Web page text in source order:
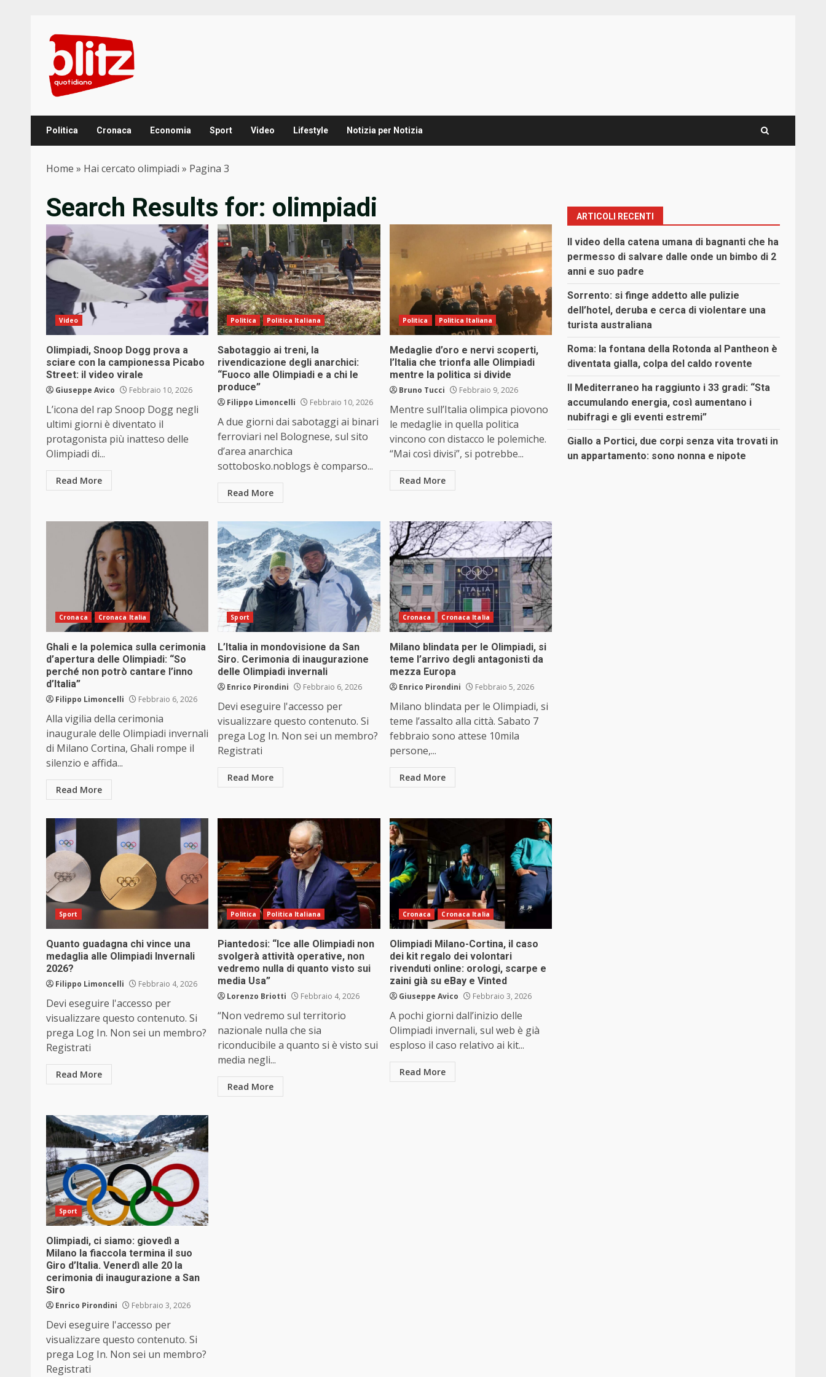
content
Politica Cronaca Economia Sport Video Lifestyle Notizia per Notizia
Home » Hai cercato olimpiadi » Pagina 3
Search Results for: olimpiadi
Video
Olimpiadi, Snoop Dogg prova a
sciare con la campionessa Picabo
Street: il video virale
Giuseppe Avico Febbraio 10, 2026
L’icona del rap Snoop Dogg negli
ultimi giorni è diventato il
protagonista più inatteso delle
Olimpiadi di...
Read More
Politica Politica Italiana
Sabotaggio ai treni, la
rivendicazione degli anarchici:
“Fuoco alle Olimpiadi e a chi le
produce”
Filippo Limoncelli Febbraio 10, 2026
A due giorni dai sabotaggi ai binari
ferroviari nel Bolognese, sul sito
d’area anarchica
sottobosko.noblogs è comparso...
Read More
Politica Politica Italiana
Medaglie d’oro e nervi scoperti,
l’Italia che trionfa alle Olimpiadi
mentre la politica si divide
Bruno Tucci Febbraio 9, 2026
Mentre sull’Italia olimpica piovono
le medaglie in quella politica
vincono con distacco le polemiche.
“Mai così divisi”, si potrebbe...
Read More
Cronaca Cronaca Italia
Ghali e la polemica sulla cerimonia
d’apertura delle Olimpiadi: “So
perché non potrò cantare l’inno
d’Italia”
Filippo Limoncelli Febbraio 6, 2026
Alla vigilia della cerimonia
inaugurale delle Olimpiadi invernali
di Milano Cortina, Ghali rompe il
silenzio e affida...
Read More
Sport
L’Italia in mondovisione da San
Siro. Cerimonia di inaugurazione
delle Olimpiadi invernali
Enrico Pirondini Febbraio 6, 2026
Devi eseguire l'accesso per
visualizzare questo contenuto. Si
prega Log In. Non sei un membro?
Registrati
Read More
Cronaca Cronaca Italia
Milano blindata per le Olimpiadi, si
teme l’arrivo degli antagonisti da
mezza Europa
Enrico Pirondini Febbraio 5, 2026
Milano blindata per le Olimpiadi, si
teme l’assalto alla città. Sabato 7
febbraio sono attese 10mila
persone,...
Read More
Sport
Quanto guadagna chi vince una
medaglia alle Olimpiadi Invernali
2026?
Filippo Limoncelli Febbraio 4, 2026
Devi eseguire l'accesso per
visualizzare questo contenuto. Si
prega Log In. Non sei un membro?
Registrati
Read More
Politica Politica Italiana
Piantedosi: “Ice alle Olimpiadi non
svolgerà attività operative, non
vedremo nulla di quanto visto sui
media Usa”
Lorenzo Briotti Febbraio 4, 2026
“Non vedremo sul territorio
nazionale nulla che sia
riconducibile a quanto si è visto sui
media negli...
Read More
Cronaca Cronaca Italia
Olimpiadi Milano-Cortina, il caso
dei kit regalo dei volontari
rivenduti online: orologi, scarpe e
zaini già su eBay e Vinted
Giuseppe Avico Febbraio 3, 2026
A pochi giorni dall’inizio delle
Olimpiadi invernali, sul web è già
esploso il caso relativo ai kit...
Read More
Sport
Olimpiadi, ci siamo: giovedì a
Milano la fiaccola termina il suo
Giro d’Italia. Venerdì alle 20 la
cerimonia di inaugurazione a San
Siro
Enrico Pirondini Febbraio 3, 2026
Devi eseguire l'accesso per
visualizzare questo contenuto. Si
prega Log In. Non sei un membro?
Registrati
ARTICOLI RECENTI
Il video della catena umana di bagnanti che ha
permesso di salvare dalle onde un bimbo di 2
anni e suo padre
Sorrento: si finge addetto alle pulizie
dell’hotel, deruba e cerca di violentare una
turista australiana
Roma: la fontana della Rotonda al Pantheon è
diventata gialla, colpa del caldo rovente
Il Mediterraneo ha raggiunto i 33 gradi: “Sta
accumulando energia, così aumentano i
nubifragi e gli eventi estremi”
Giallo a Portici, due corpi senza vita trovati in
un appartamento: sono nonna e nipote